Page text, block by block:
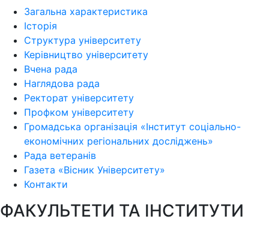
Загальна характеристика
Історія
Структура університету
Керівництво університету
Вчена рада
Наглядова рада
Ректорат університету
Профком університету
Громадська організація «Інститут соціально-
економічних регіональних досліджень»
Рада ветеранів
Газета «Вісник Університету»
Контакти
ФАКУЛЬТЕТИ ТА ІНСТИТУТИ